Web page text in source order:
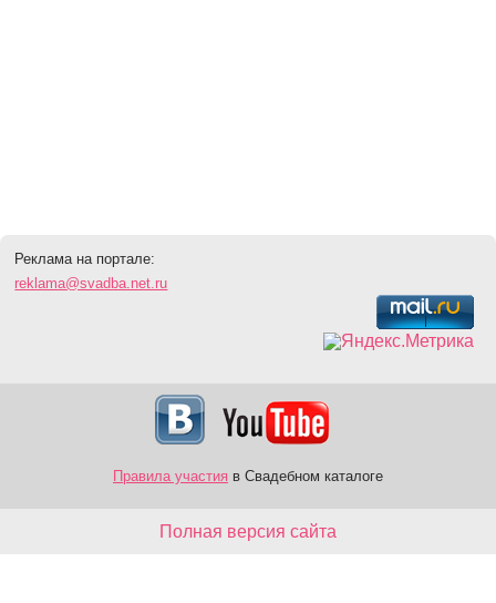
Реклама на портале:
reklama@svadba.net.ru
Правила участия в Свадебном каталоге
Полная версия сайта